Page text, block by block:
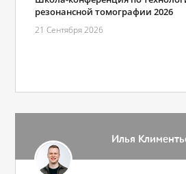
резонансной томографии 2026
21 Сентября 2026
Илья